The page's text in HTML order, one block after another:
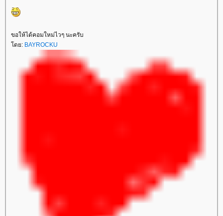
ขอให้ได้คอมใหม่ไวๆ นะครับ
ดย: BAYROCKU